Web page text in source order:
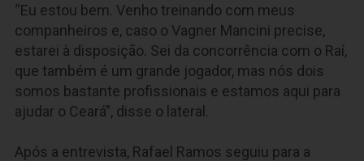
“Eu estou bem. Venho treinando com meus
companheiros e, caso o Vagner Mancini precise,
estarei à disposição. Sei da concorrência com o Raí,
que também é um grande jogador, mas nós dois
somos bastante profissionais e estamos aqui para
ajudar o Ceará”, disse o lateral.
Após a entrevista, Rafael Ramos seguiu para a